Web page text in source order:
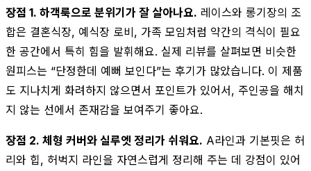
장점 1. 하객룩으로 분위기가 잘 살아나요. 레이스와 롱기장의 조
합은 결혼식장, 예식장 로비, 가족 모임처럼 약간의 격식이 필요
한 공간에서 특히 힘을 발휘해요. 실제 리뷰를 살펴보면 비슷한
원피스는 “단정한데 예뻐 보인다”는 후기가 많았습니다. 이 제품
도 지나치게 화려하지 않으면서 포인트가 있어서, 주인공을 해치
지 않는 선에서 존재감을 보여주기 좋아요.
장점 2. 체형 커버와 실루엣 정리가 쉬워요. A라인과 기본핏은 허
리와 힙, 허벅지 라인을 자연스럽게 정리해 주는 데 강점이 있어